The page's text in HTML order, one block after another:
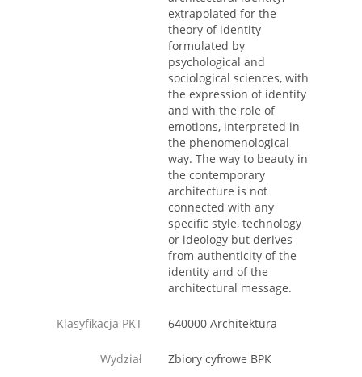
extrapolated for the
theory of identity
formulated by
psychological and
sociological sciences, with
the expression of identity
and with the role of
emotions, interpreted in
the phenomenological
way. The way to beauty in
the contemporary
architecture is not
connected with any
specific style, technology
or ideology but derives
from authenticity of the
identity and of the
architectural message.
Klasyfikacja PKT 640000 Architektura
Wydział Zbiory cyfrowe BPK